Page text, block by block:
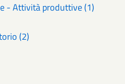
- Attività produttive (1)
(2)